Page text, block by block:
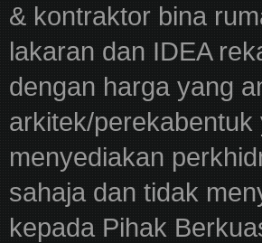
& kontraktor bina
lakaran dan IDEA
dengan harga yang
arkitek/
menyediakan
sahaja dan tidak
kepada Pihak